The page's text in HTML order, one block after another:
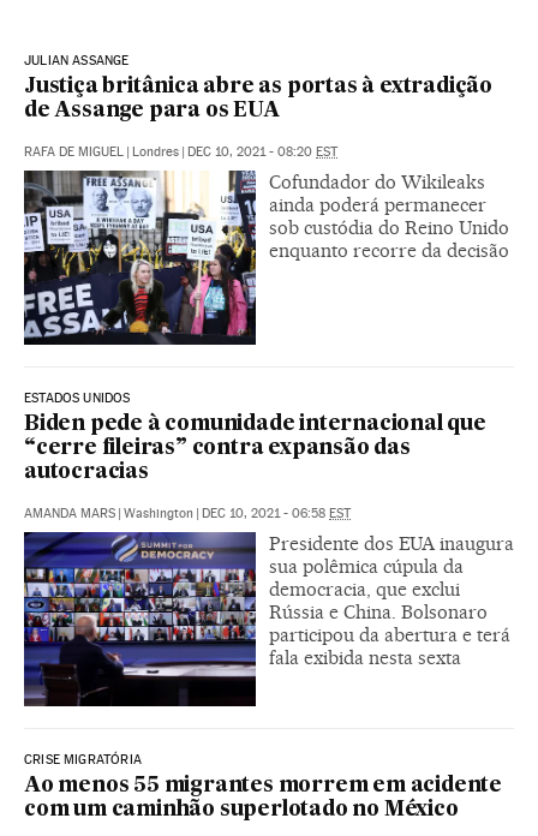
JULIAN ASSANGE
Justiça britânica abre as portas à extradição
de Assange para os EUA
RAFA DE MIGUEL | Londres | DEC 10, 2021 - 08:20 EST
Cofundador do Wikileaks
ainda poderá permanecer
sob custódia do Reino Unido
enquanto recorre da decisão
ESTADOS UNIDOS
Biden pede à comunidade internacional que
“cerre fileiras” contra expansão das
autocracias
AMANDA MARS | Washington | DEC 10, 2021 - 06:58 EST
Presidente dos EUA inaugura
sua polêmica cúpula da
democracia, que exclui
Rússia e China. Bolsonaro
participou da abertura e terá
fala exibida nesta sexta
CRISE MIGRATÓRIA
Ao menos 55 migrantes morrem em acidente
com um caminhão superlotado no México